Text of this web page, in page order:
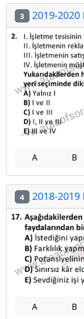
3 2019-2020
A B
4 2018-2019
A B